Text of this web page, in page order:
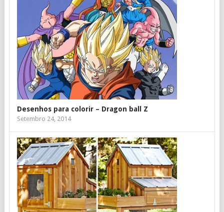
Desenhos para colorir – Dragon ball Z
Setembro 24, 2014